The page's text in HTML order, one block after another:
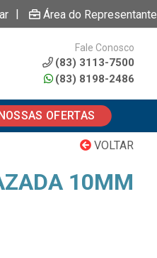
| Área do Representante
Fale Conosco
(83) 3113-7500
(83) 8198-2486
OFERTAS
VOLTAR
10MM